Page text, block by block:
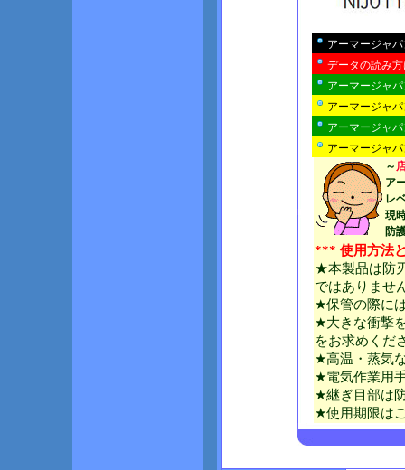
アーマージャ
データの読み
アーマージャ
アーマージャ
アーマージャ
アーマージャ
～
ア
レ
現
防
*** 使用方法
★本製品は防
ではありませ
★保管の際に
★大きな衝撃
をお求めくだ
★高温・蒸気
★電気作業用
★継ぎ目部は
★使用期限は